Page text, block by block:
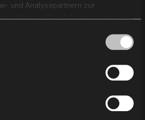
und Analysepartnern zur
können diese Informationen mit
Die Verwendung von
und Benutzerpräferenzen-Cookies
welche Sie durch das Klicken
erteilen können. Wenn Sie Ihre
Sie können Ihre
jederzeit widerrufen, indem